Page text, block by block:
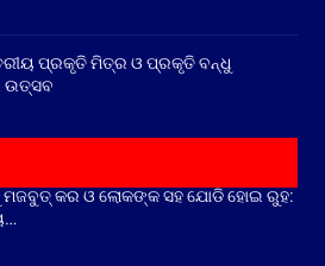
ପ୍ରକୃତି ମିତ୍ର ଓ ପ୍ରକୃତି ବନ୍ଧୁ
ଉତ୍ସବ
ମଜବୁତ୍ କର ଓ ଲୋକଙ୍କ ସହ ଯୋଡି ହୋଇ ରୁହ: